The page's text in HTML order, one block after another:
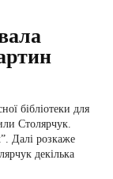
бібліотеки для
Столярчук.
Далі розкаже